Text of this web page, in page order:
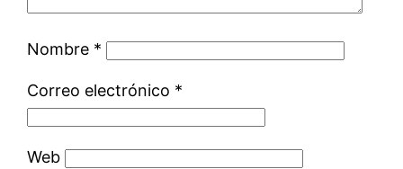
Nombre *
Correo electrónico *
Web